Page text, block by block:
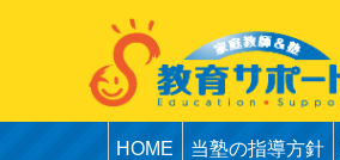
HOME 当塾の指導方針